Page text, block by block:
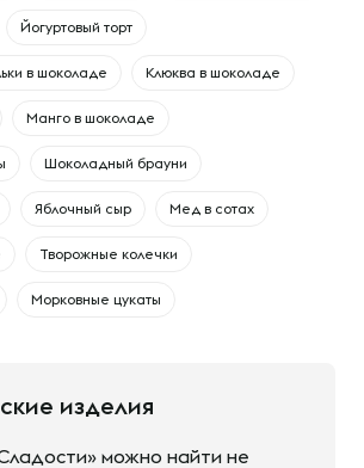
Йогуртовый торт
в шоколаде Клюква в шоколаде
Манго в шоколаде
Шоколадный брауни
Яблочный сыр Мед в сотах
Творожные колечки
Морковные цукаты
изделия
можно найти не